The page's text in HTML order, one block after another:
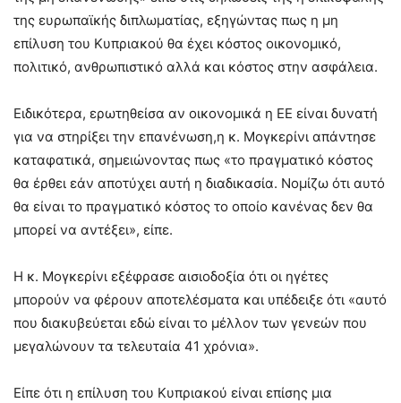
της ευρωπαϊκής διπλωματίας, εξηγώντας πως η μη
επίλυση του Κυπριακού θα έχει κόστος οικονομικό,
πολιτικό, ανθρωπιστικό αλλά και κόστος στην ασφάλεια.
Ειδικότερα, ερωτηθείσα αν οικονομικά η ΕΕ είναι δυνατή
για να στηρίξει την επανένωση,η κ. Μογκερίνι απάντησε
καταφατικά, σημειώνοντας πως «το πραγματικό κόστος
θα έρθει εάν αποτύχει αυτή η διαδικασία. Νομίζω ότι αυτό
θα είναι το πραγματικό κόστος το οποίο κανένας δεν θα
μπορεί να αντέξει», είπε.
Η κ. Μογκερίνι εξέφρασε αισιοδοξία ότι οι ηγέτες
μπορούν να φέρουν αποτελέσματα και υπέδειξε ότι «αυτό
που διακυβεύεται εδώ είναι το μέλλον των γενεών που
μεγαλώνουν τα τελευταία 41 χρόνια».
Είπε ότι η επίλυση του Κυπριακού είναι επίσης μια